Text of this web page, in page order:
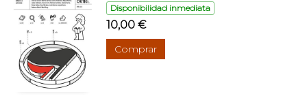
Disponibilidad inmediata
10,00 €
Comprar